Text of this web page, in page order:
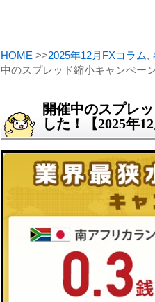
HOME >>2025年12月FXコラム,
中のスプレッド縮小キャンぺー
開催中のスプレ
した！【2025年